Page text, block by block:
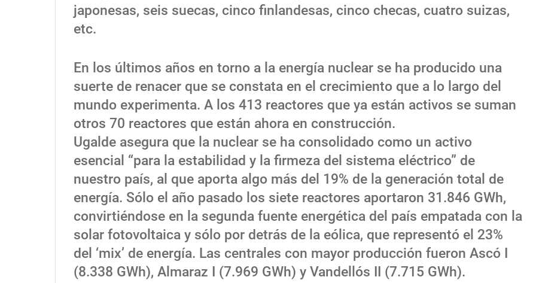
japonesas, seis suecas, cinco finlandesas, cinco checas, cuatro suizas,
etc.
En los últimos años en torno a la energía nuclear se ha producido una
suerte de renacer que se constata en el crecimiento que a lo largo del
mundo experimenta. A los 413 reactores que ya están activos se suman
otros 70 reactores que están ahora en construcción.
Ugalde asegura que la nuclear se ha consolidado como un activo
esencial “para la estabilidad y la firmeza del sistema eléctrico” de
nuestro país, al que aporta algo más del 19% de la generación total de
energía. Sólo el año pasado los siete reactores aportaron 31.846 GWh,
convirtiéndose en la segunda fuente energética del país empatada con la
solar fotovoltaica y sólo por detrás de la eólica, que representó el 23%
del ‘mix’ de energía. Las centrales con mayor producción fueron Ascó I
(8.338 GWh), Almaraz I (7.969 GWh) y Vandellós II (7.715 GWh).